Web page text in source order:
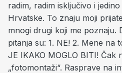
radim, radim isključivo i
Hrvatske. To znaju moji
mnogi drugi koji me poznaju.
pitanja su: 1. NE! 2. Mene na
JE IKAKO MOGLO BITI! Čak
„fotomontaži“. Rasprave na